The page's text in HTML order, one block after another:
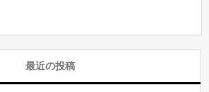
最近の投稿